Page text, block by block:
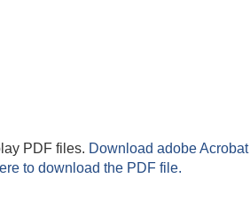
PDF files. Download adobe Acrobat
to download the PDF file.